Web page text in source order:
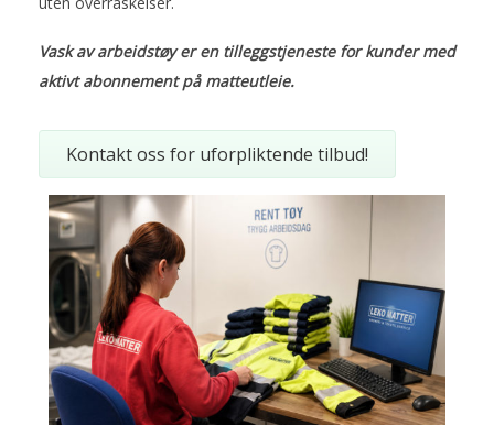
Vask av arbeidstøy er en tilleggstjeneste for kunder med
aktivt abonnement på matteutleie.
Kontakt oss for uforpliktende tilbud!